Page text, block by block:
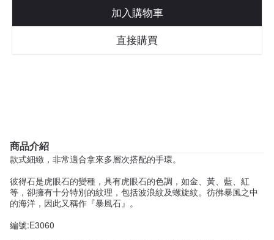
加入購物車
直接購買
商品介紹
款式細緻，非常適合拿來多層次搭配的手環。
彼得石是虎眼石的變種，具有虎眼石的色調，如金、黃、藍、紅
等，卻擁有十分特別的紋理，包括波浪紋及螺旋紋。彷彿暴風之中
的海洋，因此又稱作『暴風石』。
編號:E3060